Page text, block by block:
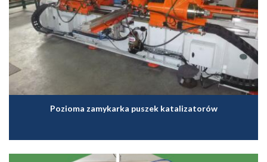
Pozioma zamykarka puszek katalizatorów